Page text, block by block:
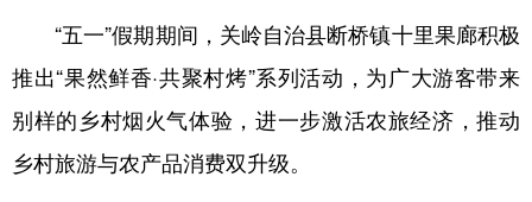
畅游贵州 数字贵州 律动贵州 健康贵州
光影贵州 部门之窗 县区直达 企业速递
“五一”假期期间，关岭自治县断桥镇十里果廊积极
推出“果然鲜香·共聚村烤”系列活动，为广大游客带来
别样的乡村烟火气体验，进一步激活农旅经济，推动
乡村旅游与农产品消费双升级。